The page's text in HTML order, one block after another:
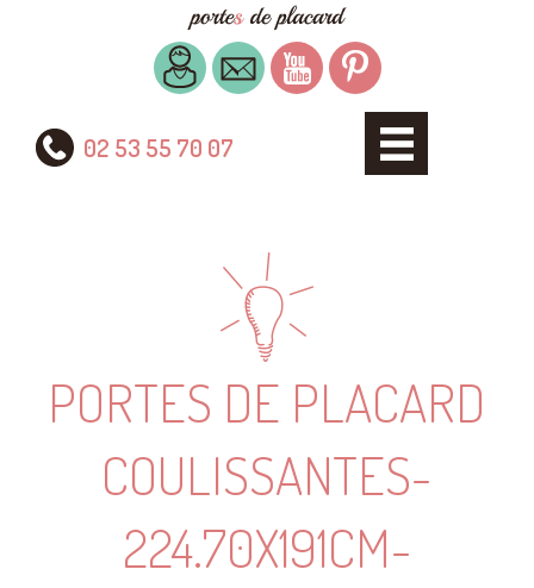
02 53 55 70 07
PORTES DE PLACARD
COULISSANTES-
224.70X191CM-